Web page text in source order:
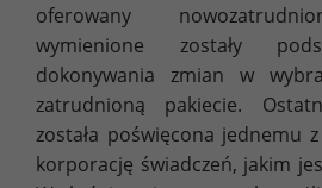
oferowany
wymienione zostały
dokonywania zmian w
zatrudnioną pakiecie.
została poświęcona jednemu
korporację świadczeń, jakim